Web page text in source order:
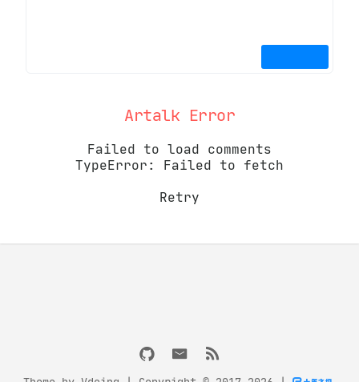
Artalk Error
Failed to load comments
TypeError: Failed to fetch
Retry